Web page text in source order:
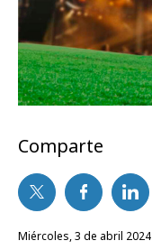
Comparte
miércoles, 3 de abril 2024